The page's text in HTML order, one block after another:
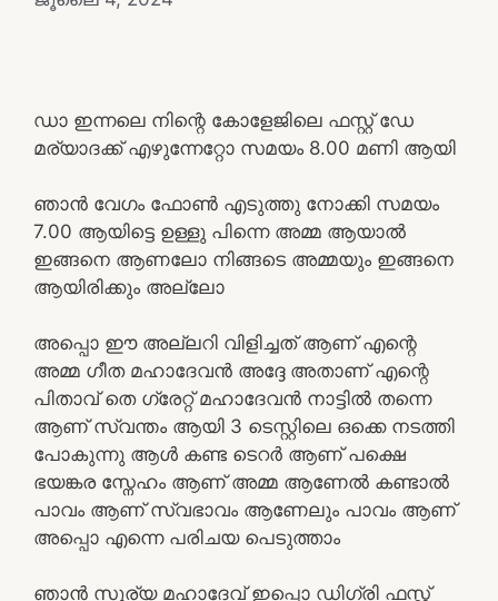
ഡാ ഇന്നലെ നിന്റെ കോളേജിലെ ഫസ്റ്റ് ഡേ
മര്യാദക്ക് എഴുന്നേറ്റോ സമയം 8.00 മണി ആയി
ഞാൻ വേഗം ഫോൺ എടുത്തു നോക്കി സമയം
7.00 ആയിട്ടെ ഉള്ളു പിന്നെ അമ്മ ആയാൽ
ഇങ്ങനെ ആണലോ നിങ്ങടെ അമ്മയും ഇങ്ങനെ
ആയിരിക്കും അല്ലോ
അപ്പൊ ഈ അല്ലറി വിളിച്ചത് ആണ് എന്റെ
അമ്മ ഗീത മഹാദേവൻ അദ്ദേ അതാണ് എന്റെ
പിതാവ് തെ ഗ്രേറ്റ്‌ മഹാദേവൻ നാട്ടിൽ തന്നെ
ആണ് സ്വന്തം ആയി 3 ടെസ്റ്റിലെ ഒക്കെ നടത്തി
പോകുന്നു ആൾ കണ്ട ടെറർ ആണ് പക്ഷെ
ഭയങ്കര സ്നേഹം ആണ് അമ്മ ആണേൽ കണ്ടാൽ
പാവം ആണ് സ്വഭാവം ആണേലും പാവം ആണ്
അപ്പൊ എന്നെ പരിചയ പെടുത്താം
ഞാൻ സൂര്യ മഹാദേവ് ഇപ്പൊ ഡിഗ്രി ഫസ്റ്റ്